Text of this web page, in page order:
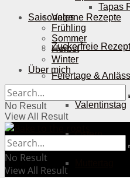
Vegane Rezepte
Zuckerfreie
Feiertage &
Valentinstag
Ostern
Tapas
Saisonales
Frühling
Sommer
Herbst
Winter
Über mich
No Result
View All Result
No Result
View All Result